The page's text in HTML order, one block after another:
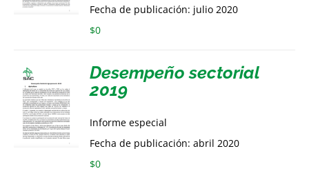
Fecha de publicación: julio 2020
$0
Desempeño sectorial
2019
Informe especial
Fecha de publicación: abril 2020
$0